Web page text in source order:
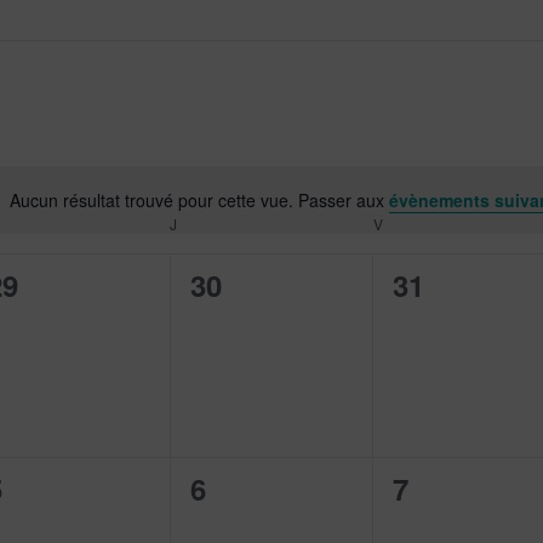
Notice
Aucun résultat trouvé pour cette vue. Passer aux évènements
J V
0
30
0
31
0
6
0
7